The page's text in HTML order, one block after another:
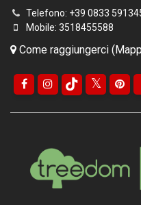
Telefono: +39 0833
Mobile: 3518455588
Come raggiungerci